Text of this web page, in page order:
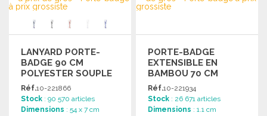
Demander un devis Demander un devis
LANYARD PORTE-
BADGE 90 CM
POLYESTER SOUPLE
Réf.10-221866
Stock : 90 570 articles
Dimensions : 54 x 7 cm
PORTE-BADGE
EXTENSIBLE EN
BAMBOU 70 CM
Réf.10-221934
Stock : 26 671 articles
Dimensions : 1.1 cm